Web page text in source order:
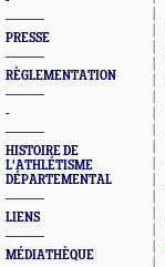
PRESSE
RÈGLEMENTATION
-
HISTOIRE DE
L'ATHLÉTISME
DÉPARTEMENTAL
LIENS
MÉDIATHÈQUE